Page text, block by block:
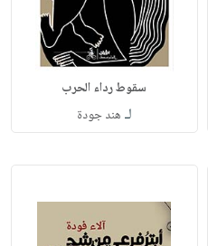
سقوط رداء الحرب
لـ هند جودة